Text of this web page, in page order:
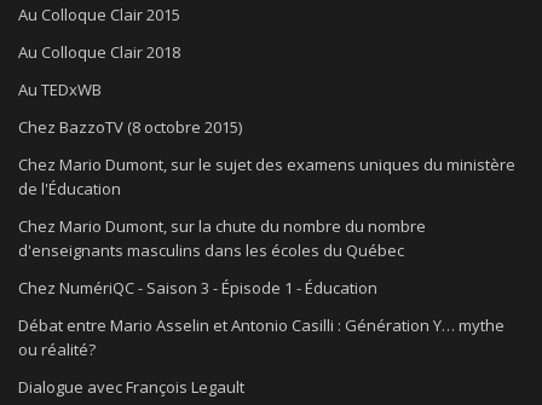
Au Colloque Clair 2015
Au Colloque Clair 2018
Au TEDxWB
Chez BazzoTV (8 octobre 2015)
Chez Mario Dumont, sur le sujet des examens uniques du ministère
de l'Éducation
Chez Mario Dumont, sur la chute du nombre du nombre
d'enseignants masculins dans les écoles du Québec
Chez NumériQC - Saison 3 - Épisode 1 - Éducation
Débat entre Mario Asselin et Antonio Casilli : Génération Y… mythe
ou réalité?
Dialogue avec François Legault